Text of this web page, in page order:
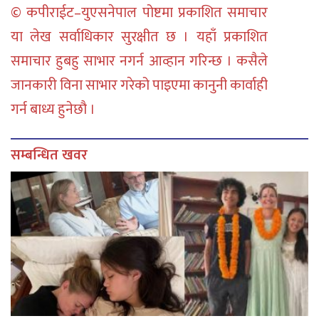
© कपीराईट–युएसनेपाल पोष्टमा प्रकाशित समाचार
या लेख सर्वाधिकार सुरक्षीत छ । यहाँ प्रकाशित
समाचार हुबहु साभार नगर्न आव्हान गरिन्छ । कसैले
जानकारी विना साभार गरेको पाइएमा कानुनी कार्वाही
गर्न बाध्य हुनेछौ ।
सम्बन्धित खवर